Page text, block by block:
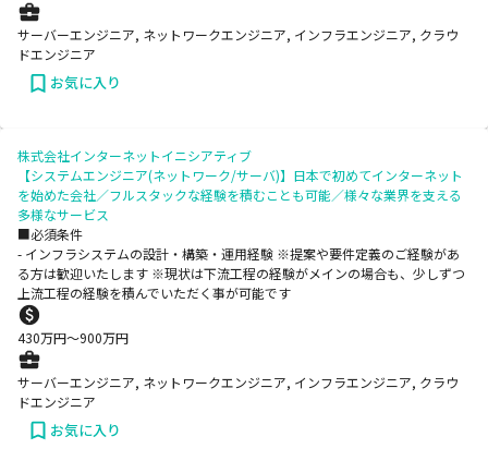
サーバーエンジニア, ネットワークエンジニア, インフラエンジニア, クラウ
ドエンジニア
お気に入り
株式会社インターネットイニシアティブ
【システムエンジニア(ネットワーク/サーバ)】日本で初めてインターネット
を始めた会社／フルスタックな経験を積むことも可能／様々な業界を支える
多様なサービス
■必須条件
- インフラシステムの設計・構築・運用経験 ※提案や要件定義のご経験があ
る方は歓迎いたします ※現状は下流工程の経験がメインの場合も、少しずつ
上流工程の経験を積んでいただく事が可能です
430万円〜900万円
サーバーエンジニア, ネットワークエンジニア, インフラエンジニア, クラウ
ドエンジニア
お気に入り